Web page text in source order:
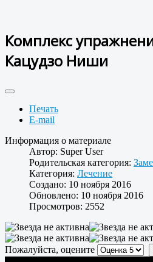
Комплекс
Кaцудзо Ниши
Печать
E-mail
Информация о материале
Автор: Super User
Родительская категория:
Категория: Лечение
Создано: 10 ноября 2016
Обновлено: 10 ноября 2016
Просмотров: 2552
Пожалуйста, оцените